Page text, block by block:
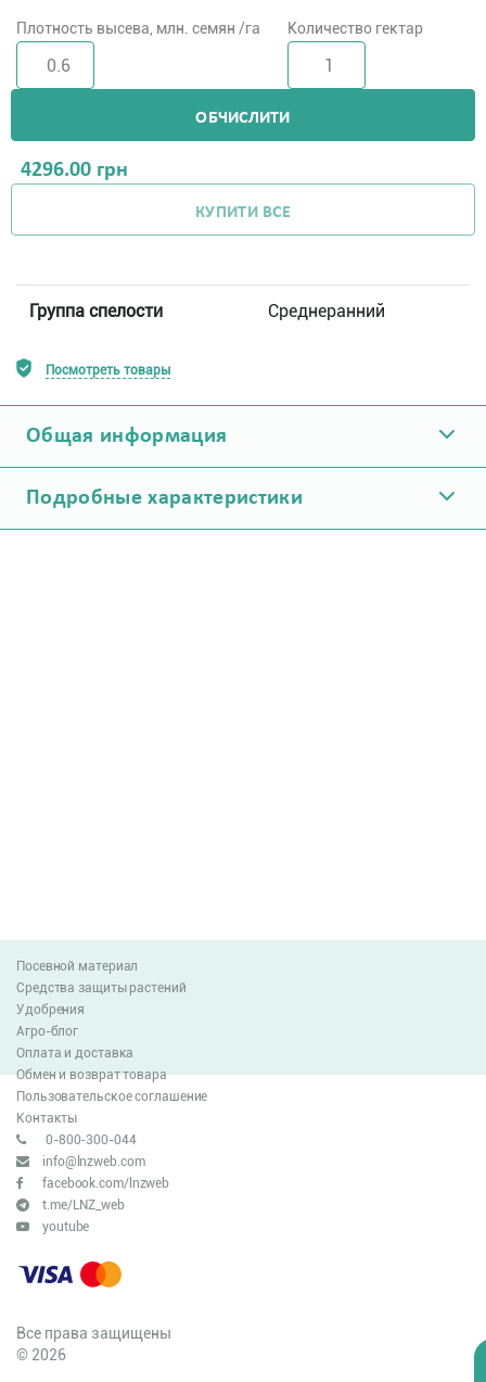
Плотность высева, млн. семян /га Количество гектар
ОБЧИСЛИТИ
4296.00 грн
КУПИТИ ВСЕ
Группа спелости Среднеранний
Посмотреть товары
Общая информация
Подробные характеристики
Посевной материал
Средства защиты растений
Удобрения
Агро-блог
Оплата и доставка
Обмен и возврат товара
Пользовательское соглашение
Контакты
0-800-300-044
info@lnzweb.com
facebook.com/lnzweb
t.me/LNZ_web
youtube
Все права защищены
© 2026